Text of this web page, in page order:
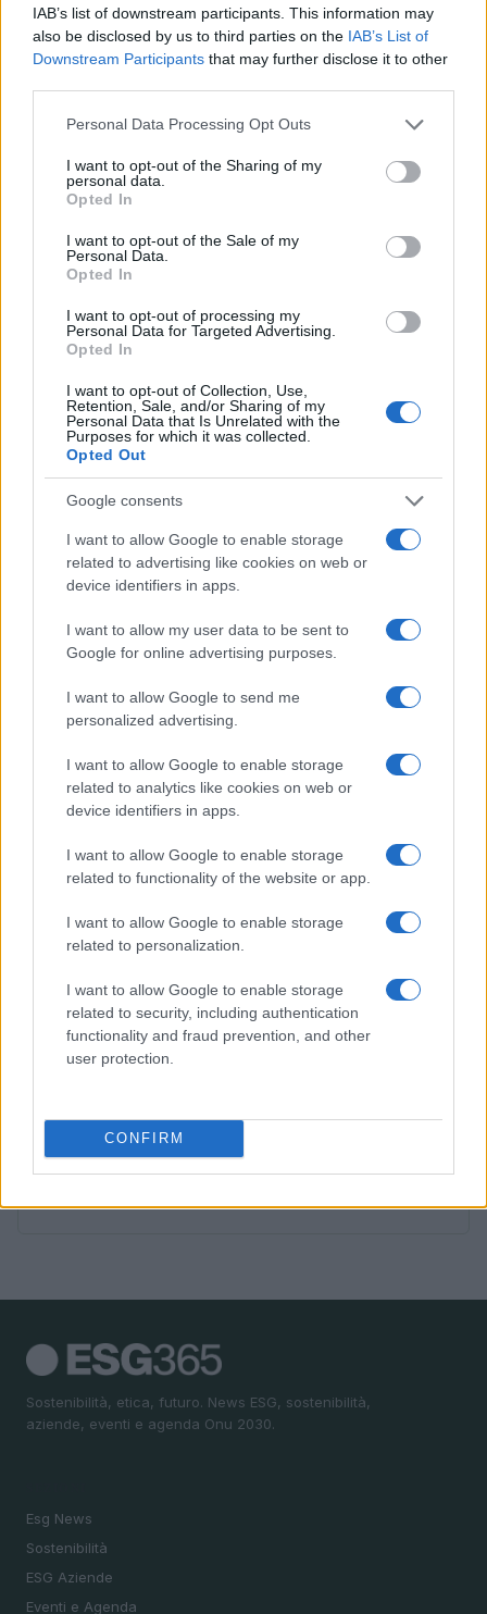
IAB’s list of downstream participants. This information may
also be disclosed by us to third parties on the IAB’s List of
Downstream Participants that may further disclose it to other
Please note that this website/app uses one or more Google
not limited to your visit or usage behaviour. You may click to
grant or deny consent to Google and its third-party tags to
use your data for below specified purposes in below Google
consent section.
Personal Data Processing Opt Outs
I want to opt-out of the Sharing of my
personal data.
Opted In
I want to opt-out of the Sale of my
Personal Data.
Opted In
I want to opt-out of processing my
Personal Data for Targeted Advertising.
Opted In
I want to opt-out of Collection, Use,
Retention, Sale, and/or Sharing of my
Personal Data that Is Unrelated with the
Purposes for which it was collected.
Opted Out
Google consents
I want to allow Google to enable storage
related to advertising like cookies on web or
device identifiers in apps.
I want to allow my user data to be sent to
Google for online advertising purposes.
I want to allow Google to send me
personalized advertising.
I want to allow Google to enable storage
related to analytics like cookies on web or
device identifiers in apps.
I want to allow Google to enable storage
related to functionality of the website or app.
I want to allow Google to enable storage
related to personalization.
I want to allow Google to enable storage
related to security, including authentication
functionality and fraud prevention, and other
user protection.
CONFIRM
Edoardo Marchesi · 9 Ago 2026
ONU 2030
Agenda 2030 per i giovani: come trasformare gli
SDGs in azioni concrete
Andrea Innocenti · 8 Ago 2026
ONU 2030
SDG2 sul territorio: come connettere agricoltori,
banchi alimentari e comunità
Ilaria Galli · 2 Ago 2026
Azzerare le vittime in città con urbanismo tattico e dati
Agenda 2030 per i giovani: come trasformare gli SDGs
in azioni concrete
SDG2 sul territorio: come connettere agricoltori, banchi
4 Città a zero vittime: urbanistica, limiti intelligenti e dati
5 Perché la governance multilivello è decisiva per gli
Sostenibilità, etica, futuro. News ESG, sostenibilità,
aziende, eventi e agenda Onu 2030.
Esg News
Sostenibilità
ESG Aziende
Eventi e Agenda